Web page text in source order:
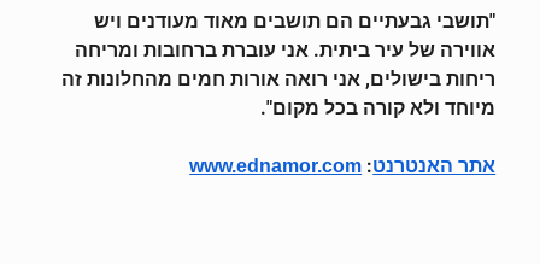
"תושבי גבעתיים הם תושבים מאוד מעודנים ויש
אווירה של עיר ביתית. אני עוברת ברחובות ומריחה
ריחות בישולים, אני רואה אורות חמים מהחלונות זה
מיוחד ולא קורה בכל מקום".
אתר האנטרנט:
www.ednamor.com